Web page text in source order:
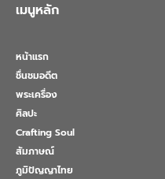
เมนูหลัก
หน้าแรก
ชื่นชมอดีต
พระเครื่อง
ศิลปะ
Crafting Soul
สัมภาษณ์
ภูมิปัญญาไทย